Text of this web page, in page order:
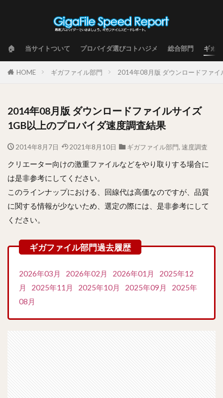
🏠 当サイトついて プロバイダ選びコトハジメ 総合部門 ギガ
HOME ギガファイル部門 2014年08月版 ダウンロードファ
2014年08月版 ダウンロードファイルサイズ
1GB以上のプロバイダ速度調査結果
2014年8月7日 2021年8月10日 ギガファイル部門, 速度調査
クリエーター向けの激重ファイルなどをやり取りする場合に
は是非参考にしてください。
このラインナップにおける、回線代は高価なのですが、品質
に関する情報が少ないため、選定の際には、是非参考にして
ください。
2026年03月 2026年02月 2026年01月
2025年12
月
2025年11月 2025年10月 2025年09月
2025年
08月